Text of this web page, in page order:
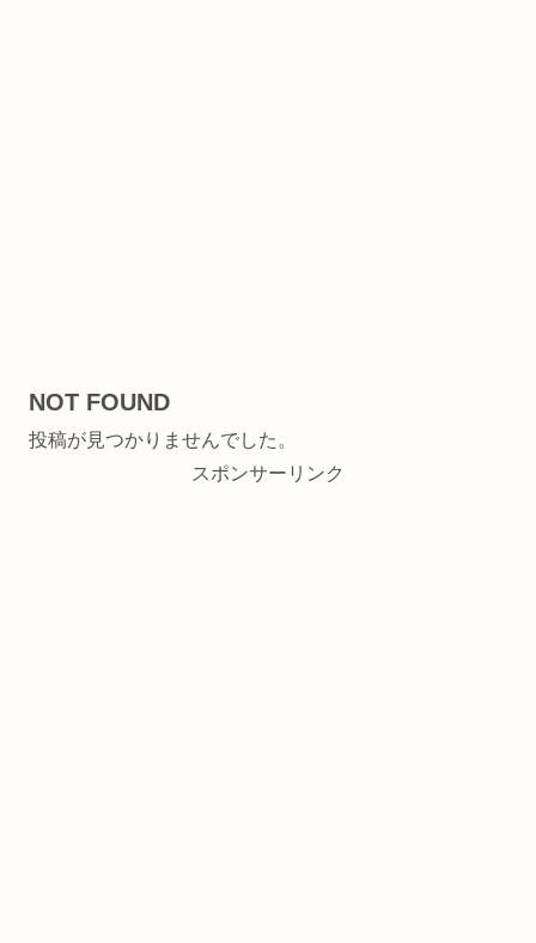
NOT FOUND
投稿が見つかりませんでした。
スポンサーリンク